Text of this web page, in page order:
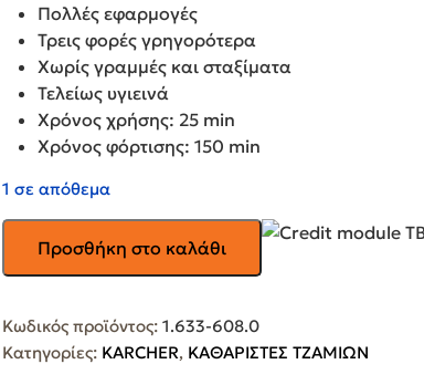
59,90€.
Πολλές εφαρμογές
Τρεις φορές γρηγορότερα
Χωρίς γραμμές και σταξίματα
Τελείως υγιεινά
Χρόνος χρήσης: 25 min
Χρόνος φόρτισης: 150 min
1 σε απόθεμα
Καθαριστής
Τζαμιών
Προσθήκη στο καλάθι
Κωδικός προϊόντος: 1.633-608.0
Κατηγορίες: KARCHER, ΚΑΘΑΡΙΣΤΕΣ ΤΖΑΜΙΩΝ